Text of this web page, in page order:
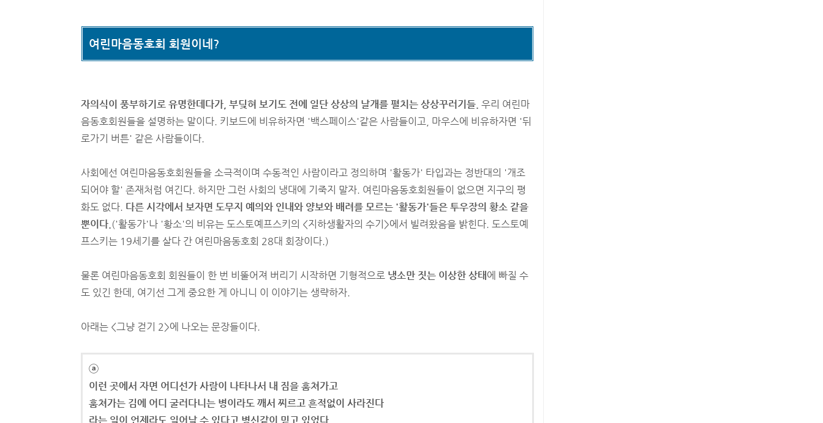
여린마음동호회 회원이네?
자의식이 풍부하기로 유명한데다가, 부딪혀 보기도 전에 일단 상상의 날개를 펼치는 상상꾸러기들. 우리 여린마
음동호회원들을 설명하는 말이다. 키보드에 비유하자면 '백스페이스'같은 사람들이고, 마우스에 비유하자면 '뒤
로가기 버튼' 같은 사람들이다.
사회에선 여린마음동호회원들을 소극적이며 수동적인 사람이라고 정의하며 '활동가' 타입과는 정반대의 '개조
되어야 할' 존재처럼 여긴다. 하지만 그런 사회의 냉대에 기죽지 말자. 여린마음동호회원들이 없으면 지구의 평
화도 없다. 다른 시각에서 보자면 도무지 예의와 인내와 양보와 배려를 모르는 '활동가'들은 투우장의 황소 같을
뿐이다. ('활동가'나 '황소'의 비유는 도스토예프스키의 <지하생활자의 수기>에서 빌려왔음을 밝힌다. 도스토예
프스키는 19세기를 살다 간 여린마음동호회 28대 회장이다.)
물론 여린마음동호회 회원들이 한 번 비뚤어져 버리기 시작하면 기형적으로 냉소만 짓는 이상한 상태 에 빠질 수
도 있긴 한데, 여기선 그게 중요한 게 아니니 이 이야기는 생략하자.
아래는 <그냥 걷기 2>에 나오는 문장들이다.
ⓐ
이런 곳에서 자면 어디선가 사람이 나타나서 내 짐을 훔쳐가고
훔쳐가는 김에 어디 굴러다니는 병이라도 깨서 찌르고 흔적없이 사라진다
라는 일이 언제라도 일어날 수 있다고 병신같이 믿고 있었다